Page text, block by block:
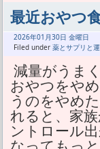
最近おやつ
2026年01月30日 金曜日
Filed under 薬とサプリと
減量がうま
おやつをや
うのをやめ
れると、家
ントロール